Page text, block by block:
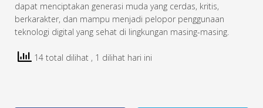
dapat menciptakan generasi muda yang cerdas, kritis,
berkarakter, dan mampu menjadi pelopor penggunaan
teknologi digital yang sehat di lingkungan masing-masing.
14 total dilihat , 1 dilihat hari ini